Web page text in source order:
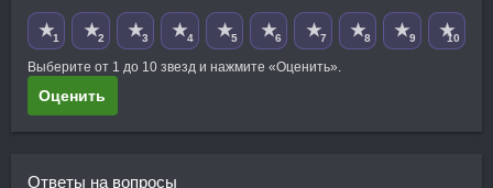
★1 ★2 ★3 ★4 ★5 ★6 ★7 ★8 ★9 ★10
Выберите от 1 до 10 звезд и нажмите «Оценить».
Оценить
Ответы на вопросы